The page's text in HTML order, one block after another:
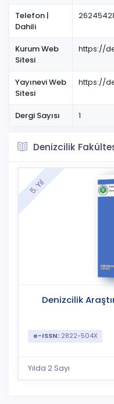
Telefon |
Dahili
Kurum Web
Sitesi
https://
Yayınevi Web
Sitesi
https://
Dergi Sayısı 1
Denizcilik
Denizcilik
e-ISSN:2822-504X
Yılda 2 Sayı
5. Yıl